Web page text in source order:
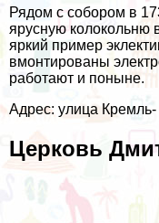
Рядом с собором в
ярусную колокольню
яркий пример
вмонтированы
работают и поныне.
Адрес: улица Кремль-
Церковь